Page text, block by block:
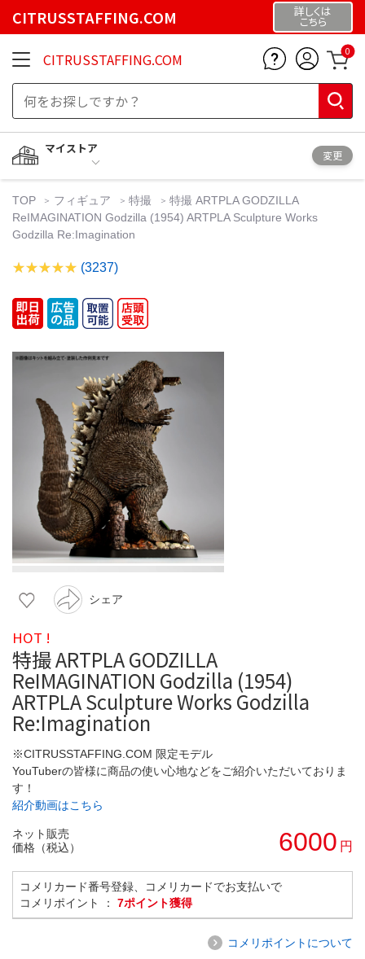
CITRUSSTAFFING.COM 詳しくは
こちら
CITRUSSTAFFING.COM 0
マイストア
変更
TOP フィギュア 特撮
特撮 ARTPLA GODZILLA
ReIMAGINATION Godzilla (1954) ARTPLA Sculpture Works
Godzilla Re:Imagination
(3237)
シェア
HOT !
特撮 ARTPLA GODZILLA
ReIMAGINATION Godzilla (1954)
ARTPLA Sculpture Works Godzilla
Re:Imagination
※CITRUSSTAFFING.COM 限定モデル
YouTuberの皆様に商品の使い心地などをご紹介いただいておりま
す！
紹介動画はこちら
ネット販売
価格（税込）
6000 円
コメリカード番号登録、コメリカードでお支払いで
コメリポイント ： 7ポイント獲得
コメリポイントについて